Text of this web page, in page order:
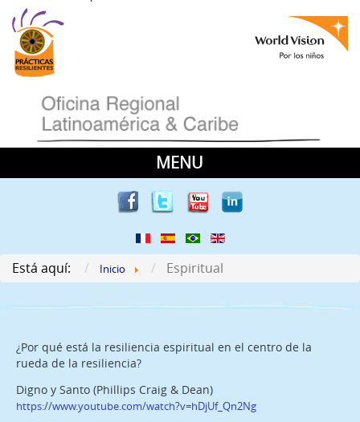
MENU
Home Es
Proyectos
Cuándo?
Quien?
Está aquí: Inicio Espiritual
¿Por qué está la resiliencia espiritual en el centro de la
rueda de la resiliencia?
Digno y Santo (Phillips Craig & Dean)
https://www.youtube.com/watch?v=hDjUf_Qn2Ng